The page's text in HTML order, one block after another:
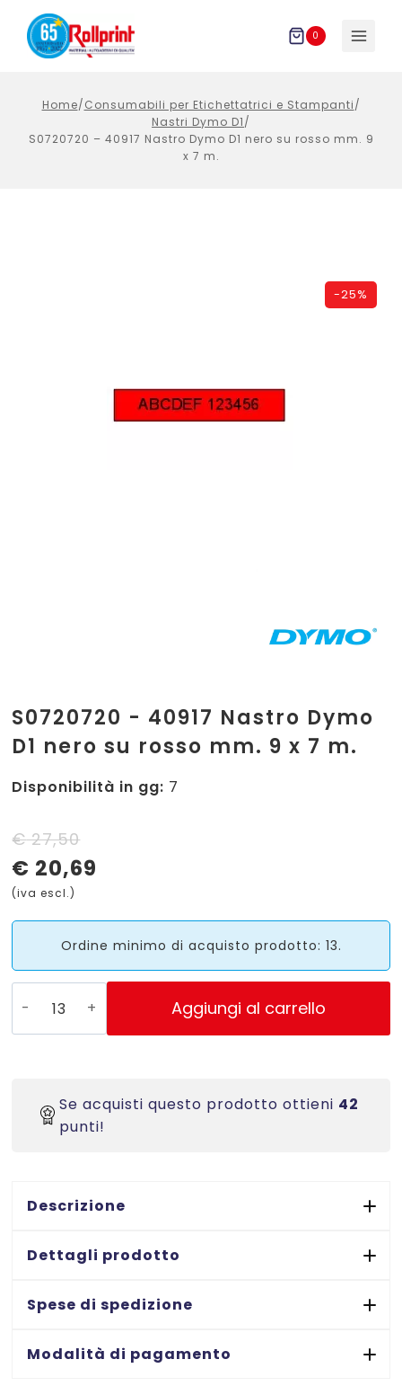
Salta
contenuto
0
Home/Consumabili per Etichettatrici e Stampanti/
Nastri Dymo D1/
S0720720 – 40917 Nastro Dymo D1 nero su rosso mm. 9
x 7 m.
-25%
S0720720 - 40917 Nastro Dymo
D1 nero su rosso mm. 9 x 7 m.
Disponibilità in gg: 7
€27,50
Il
prezzo
originale
€ 27,50.
€ 20,69
Il
prezzo
attuale
€ 20,69.
(iva escl.)
Ordine minimo di acquisto prodotto: 13.
S0720720
D1
nero
mm.
x
quantità
Aggiungi al carrello
Se acquisti questo prodotto ottieni 42
punti!
Descrizione
Dettagli prodotto
Spese di spedizione
Modalità di pagamento